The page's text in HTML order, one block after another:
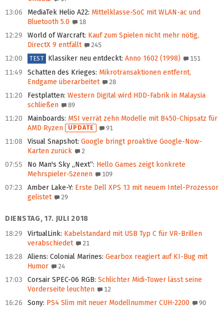
13:06 MediaTek Helio A22: Mittelklasse-SoC mit WLAN-ac und
Bluetooth 5.0
18
12:29 World of Warcraft: Kauf zum Spielen nicht mehr nötig,
DirectX 9 entfällt
245
12:00 TEST Klassiker neu entdeckt: Anno 1602 (1998) 151
11:49 Schatten des Krieges: Mikrotransaktionen entfernt,
Endgame überarbeitet
28
11:20 Festplatten: Western Digital wird HDD-Fabrik in Malaysia
schließen
89
11:20 Mainboards: MSI verrät zehn Modelle mit B450-Chipsatz für
AMD Ryzen
UPDATE 91
11:08 Visual Snapshot: Google bringt proaktive Google-Now-
Karten zurück
2
07:55 No Man's Sky „Next“: Hello Games zeigt konkrete
Mehrspieler-Szenen
109
07:23 Amber Lake-Y: Erste Dell XPS 13 mit neuem Intel-Prozessor
gelistet
29
DIENSTAG, 17. JULI 2018
18:29
VirtualLink: Kabelstandard mit USB Typ C für VR-Brillen
verabschiedet
21
18:28 Aliens: Colonial Marines: Gearbox reagiert auf KI-Bug mit
Humor
24
17:03 Corsair SPEC-06 RGB: Schlichter Midi-Tower lässt seine
Vorderseite leuchten
12
16:26 Sony: PS4 Slim mit neuer Modellnummer CUH-2200 90